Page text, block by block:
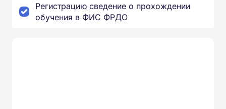
Регистрацию сведение о прохождении
обучения в ФИС ФРДО